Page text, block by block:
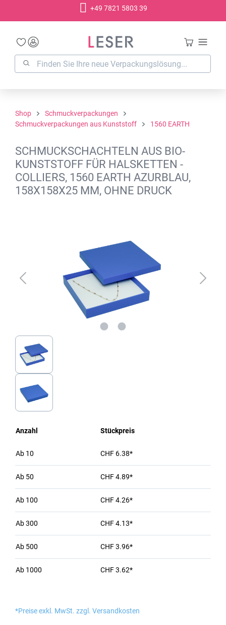
+49 7821 5803 39
Shop
Schmuckverpackungen
Schmuckverpackungen aus Kunststoff
1560 EARTH
SCHMUCKSCHACHTELN AUS BIO-
KUNSTSTOFF FÜR HALSKETTEN -
COLLIERS, 1560 EARTH AZURBLAU,
158X158X25 MM, OHNE DRUCK
Anzahl Stückpreis
Ab 10 CHF 6.38*
Ab 50 CHF 4.89*
Ab 100 CHF 4.26*
Ab300 CHF 4.13*
Ab 500 CHF 3.96*
Ab 1000 CHF 3.62*
*Preise exkl. MwSt. zzgl. Versandkosten